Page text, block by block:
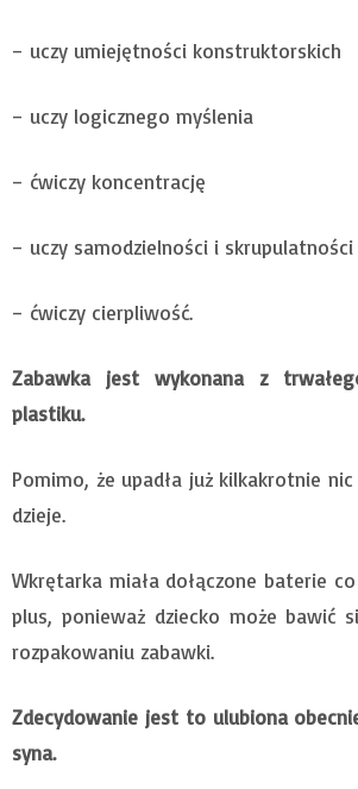
– uczy umiejętności konstruktorskich
– uczy logicznego myślenia
– ćwiczy koncentrację
– uczy samodzielności i skrupulatności
– ćwiczy cierpliwość.
Zabawka jest wykonana z
plastiku.
Pomimo, że upadła już kilkakrotnie
dzieje.
Wkrętarka miała dołączone baterie
plus, ponieważ dziecko może bawić
rozpakowaniu zabawki.
Zdecydowanie jest to ulubiona
syna.